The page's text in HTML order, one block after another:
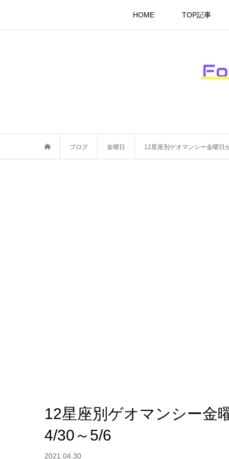
HOME TOP記事
ブログ 金曜日 12星座別ゲオマンシー金曜
12星座別ゲオマンシー
4/30～5/6
2021.04.30